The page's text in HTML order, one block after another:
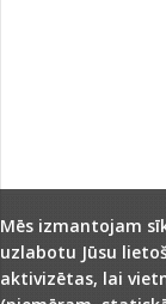
Mēs izmantojam
uzlabotu Jūsu
aktivizētas, lai